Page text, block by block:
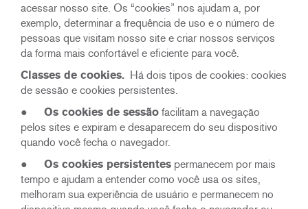
acessar nosso site. Os “cookies” nos ajudam a, por
exemplo, determinar a frequência de uso e o número de
pessoas que visitam nosso site e criar nossos serviços
da forma mais confortável e eficiente para você.
Classes de cookies. Há dois tipos de cookies: cookies
de sessão e cookies persistentes.
● Os cookies de sessão facilitam a navegação
pelos sites e expiram e desaparecem do seu dispositivo
quando você fecha o navegador.
● Os cookies persistentes permanecem por mais
tempo e ajudam a entender como você usa os sites,
melhoram sua experiência de usuário e permanecem no